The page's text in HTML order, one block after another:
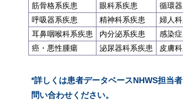
*詳しくは患者データベースNHWS担当
問い合わせください。
筋骨格系疾患
眼科系疾患
循環
呼吸器系疾患
精神科系疾患
婦人
耳鼻咽喉科系疾患
内分泌系疾患
感染症
癌・悪性腫瘍
泌尿器科系疾患 皮膚